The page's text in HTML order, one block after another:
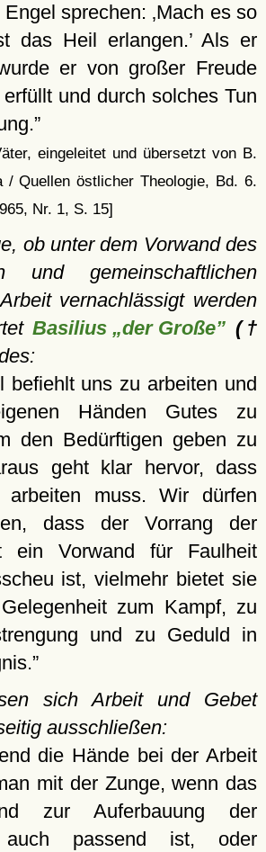
sprechen: Mach es so
das Heil erlangen.Als er
er von großer Freude
und durch solches Tun
eingeleitet und übersetzt von B.
/ Quellen östlicher Theologie, Bd. 6.
Nr. 1, S. 15]
ob unter dem Vorwand des
und gemeinschaftlichen
vernachlässigt werden
Basilius „der Große” (†
befiehlt uns zu arbeiten und
Händen Gutes zu
den Bedürftigen geben zu
geht klar hervor, dass
arbeiten muss. Wir dürfen
dass der Vorrang der
ein Vorwand für Faulheit
ist, vielmehr bietet sie
zum Kampf, zu
und zu Geduld in
sich Arbeit und Gebet
ausschließen:
die Hände bei der Arbeit
mit der Zunge, wenn das
zur Auferbauung der
auch passend ist, oder